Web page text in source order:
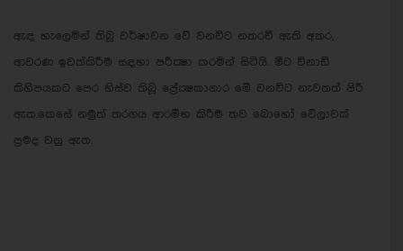
ඇඳ හැලෙමින් තිබූ වර්ෂාවන වේ වනවිට නතරවී ඇති අතර,
ආවරණ ඉවත්කිරීම සඳහා පරීක්‍ෂා කරමින් සිටියි. මීට විනාඩි
කිහිපයකට පෙර හිස්ව තිබූ ප්‍රේක්‍ෂකාගාර මේ වනවිට නැවතත් පිරී
ඇත.කෙසේ නමුත් තරගය ආරම්භ කිරීම තව බොහෝ වේලාවක්
ප්‍රමද වනු ඇත.